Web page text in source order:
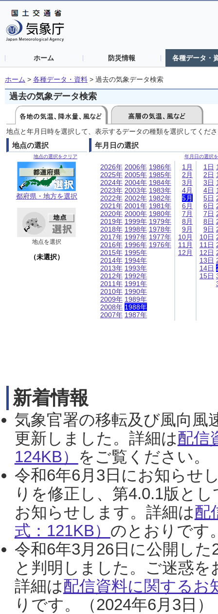
ホーム 防災情報 各種データ・
ホーム > 各種データ・資料 > 過去の気象データ検索
過去の気象データ検索
地点と年月日時を選択して、表示するデータの種類を選択してくだ
地点の選択
地点の選択をクリア
都府県・地方を選択
地点を選択
（未選択）
年月日の選択
年月日の選択
2026年
2025年
2024年
2023年
2022年
2021年
2020年
2019年
2018年
2017年
2016年
2015年
2014年
2013年
2012年
2011年
2010年
2009年
2008年
2007年
2006年
2005年
2004年
2003年
2002年
2001年
2000年
1999年
1998年
1997年
1996年
1995年
1994年
1993年
1992年
1991年
1990年
1989年
1988年
1987年
1986年
1985年
1984年
1983年
1982年
1981年
1980年
1979年
1978年
1977年
1976年
1月
2月
3月
4月
5月
6月
7月
8月
9月
10月
11月
12月
1日
2日
3日
4日
5日
6日
7日
8日
9日
10日
11日
12日
13日
14日
15日
新着情報
気象官署の移転及び風向風
更新しました。詳細は配信
124KB） をご覧ください。
令和6年6月3日にお知らせ
りを修正し、第4.0.1版と
お知らせします。詳細は配
式：121KB） のとおりです
令和6年3月26日に公開し
と判明しました。ご迷惑
詳細は配信資料に関するお
りです。（2024年6月3日）